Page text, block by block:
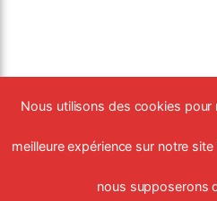
Nous utilisons des cookies
meilleure expérience sur notre
nous supposerons